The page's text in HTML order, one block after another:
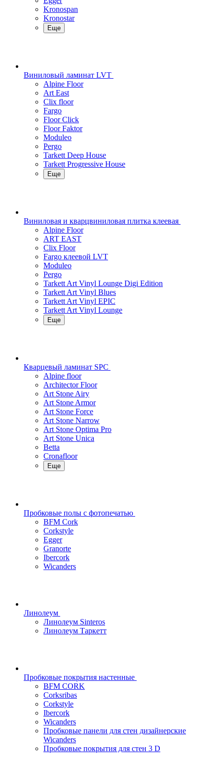
Kronospan
Kronostar
Еще
Виниловый ламинат LVT
Alpine Floor
Art East
Clix floor
Fargo
Floor Click
Floor Faktor
Moduleo
Pergo
Tarkett Deep House
Tarkett Progressive House
Еще
Виниловая и кварцвиниловая плитка клеевая
Alpine Floor
ART EAST
Clix Floor
Fargo клеевой LVT
Moduleo
Pergo
Tarkett Art Vinyl Lounge Digi Edition
Tarkett Art Vinyl Blues
Tarkett Art Vinyl EPIC
Tarkett Art Vinyl Lounge
Еще
Кварцевый ламинат SPC
Alpine floor
Architector Floor
Art Stone Airy
Art Stone Armor
Art Stone Force
Art Stone Narrow
Art Stone Optima Pro
Art Stone Unica
Betta
Cronafloor
Еще
Пробковые полы с фотопечатью
BFM Cork
Corkstyle
Egger
Granorte
Ibercork
Wicanders
Линолеум
Линолеум Sinteros
Линолеум Таркетт
Пробковые покрытия настенные
BFM CORK
Corksribas
Corkstyle
Ibercork
Wicanders
Пробковые панели для стен дизайнерские
Wicanders
Пробковые покрытия для стен 3 D